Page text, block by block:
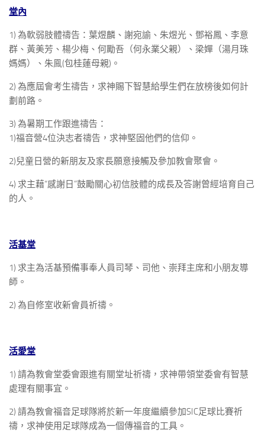
堂內
1) 為軟弱肢體禱告：葉煜麟、謝宛諭、朱煜光、鄧裕鳳、李意
群、黃美芳、楊少梅、何勵吾（何永業父親）、梁嬋（湯月珠
媽媽）、朱鳯(包桂蓮母親)。
2) 為應屆會考生禱告，求神賜下智慧給學生們在放榜後如何計
劃前路。
3) 為暑期工作跟進禱告：
1)福音營4位決志者禱告，求神堅固他們的信仰。
2)兒童日營的新朋友及家長願意接觸及參加教會聚會。
4) 求主藉“感謝日”鼓勵關心初信肢體的成長及答謝曾經培育自己
的人。
活基堂
1) 求主為活基預備事奉人員司琴、司他、崇拜主席和小朋友導
師。
2) 為自修室收新會員祈禱。
活愛堂
1) 請為教會堂委會跟進有關堂址祈禱，求神帶領堂委會有智慧
處理有關事宜。
2) 請為教會福音足球隊將於新一年度繼續參加SIC足球比賽祈
禱，求神使用足球隊成為一個傳福音的工具。